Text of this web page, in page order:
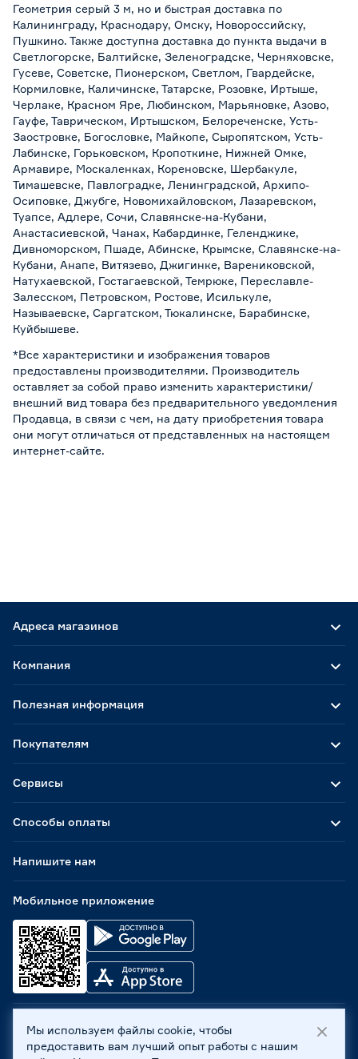
Геометрия серый 3 м, но и быстрая доставка по
Калининграду, Краснодару, Омску, Новороссийску,
Пушкино. Также доступна доставка до пункта выдачи в
Светлогорске, Балтийске, Зеленоградске, Черняховске,
Гусеве, Советске, Пионерском, Светлом, Гвардейске,
Кормиловке, Каличинске, Татарске, Розовке, Иртыше,
Черлаке, Красном Яре, Любинском, Марьяновке, Азово,
Гауфе, Таврическом, Иртышском, Белореченске, Усть-
Заостровке, Богословке, Майкопе, Сыропятском, Усть-
Лабинске, Горьковском, Кропоткине, Нижней Омке,
Армавире, Москаленках, Кореновске, Шербакуле,
Тимашевске, Павлоградке, Ленинградской, Архипо-
Осиповке, Джубге, Новомихайловском, Лазаревском,
Туапсе, Адлере, Сочи, Славянске-на-Кубани,
Анастасиевской, Чанах, Кабардинке, Геленджике,
Дивноморском, Пшаде, Абинске, Крымске, Славянске-на-
Кубани, Анапе, Витязево, Джигинке, Варениковской,
Натухаевской, Гостагаевской, Темрюке, Переславле-
Залесском, Петровском, Ростове, Исилькуле,
Называевске, Саргатском, Тюкалинске, Барабинске,
Куйбышеве.
*Все характеристики и изображения товаров
предоставлены производителями. Производитель
оставляет за собой право изменить характеристики/
внешний вид товара без предварительного уведомления
Продавца, в связи с чем, на дату приобретения товара
они могут отличаться от представленных на настоящем
интернет-сайте.
Адреса магазинов
Способы оплаты
Мобильное приложение
Компания
Полезная информация
Покупателям
Сервисы
Напишите нам
ООО «Бауцентр Рус» 2004 -2026, 236029, г. Калининград,
ул. А.Невского, 205. ИНН 7702596813, КПП 390601001 ©
Мы используем файлы cookie, чтобы
предоставить вам лучший опыт работы с нашим